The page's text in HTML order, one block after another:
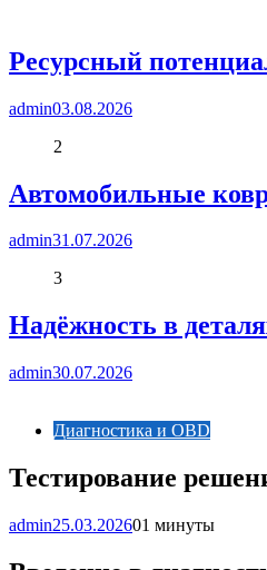
Ресурсный
admin03.08.2026
2
Автомобильные
admin31.07.2026
3
Надёжность в
admin30.07.2026
Диагностика и OBD
Тестирование
admin25.03.202601 минуты